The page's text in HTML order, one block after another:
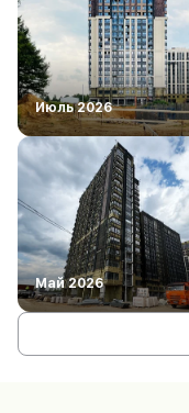
Июль 2026
Май 2026